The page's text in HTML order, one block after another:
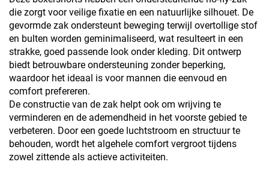
die zorgt voor veilige fixatie en een natuurlijke silhouet. De
gevormde zak ondersteunt beweging terwijl overtollige stof
en bulten worden geminimaliseerd, wat resulteert in een
strakke, goed passende look onder kleding. Dit ontwerp
biedt betrouwbare ondersteuning zonder beperking,
waardoor het ideaal is voor mannen die eenvoud en
comfort prefereren.
De constructie van de zak helpt ook om wrijving te
verminderen en de ademendheid in het voorste gebied te
verbeteren. Door een goede luchtstroom en structuur te
behouden, wordt het algehele comfort vergroot tijdens
zowel zittende als actieve activiteiten.